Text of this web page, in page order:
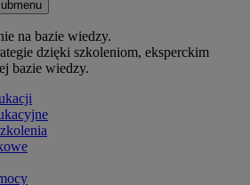
na bazie wiedzy.
dzięki szkoleniom, eksperckim
bazie wiedzy.